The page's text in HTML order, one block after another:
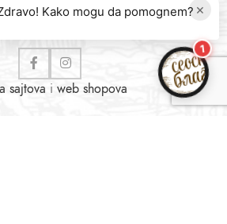
hranom, pićima i duvanom
sajtova i web shopova
×
Kako mogu da pomognem?
1